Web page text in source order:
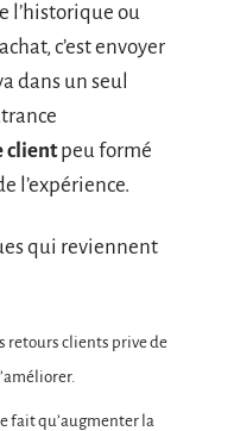
l’historique ou
c’est envoyer
dans un seul
clientpeu formé
l’expérience.
qui reviennent
retours clients prive de
fait qu’augmenter la